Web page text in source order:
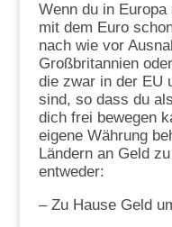
Wenn du in
mit dem Euro
nach wie vor
Großbritannien
die zwar in der EU
sind, so dass du
dich frei bewegen
eigene Währung
Ländern an Geld
entweder:
– Zu Hause Geld